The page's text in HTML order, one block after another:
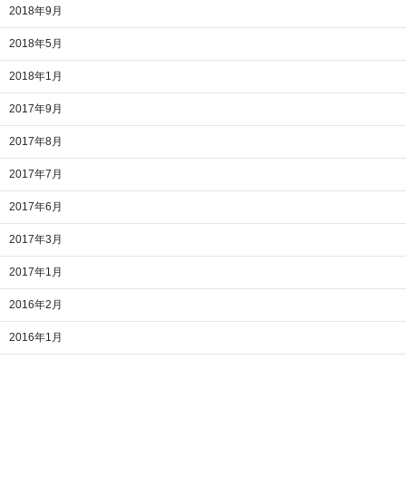
2018年9月
2018年5月
2018年1月
2017年9月
2017年8月
2017年7月
2017年6月
2017年3月
2017年1月
2016年2月
2016年1月